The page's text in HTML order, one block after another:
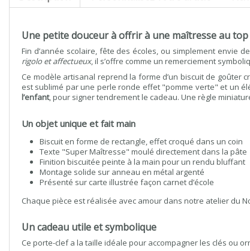
Une petite douceur à offrir à une maîtresse au top
Fin d’année scolaire, fête des écoles, ou simplement envie
rigolo et affectueux, il s’offre comme un remerciement
Ce modèle artisanal reprend la forme d’un biscuit de goûter
est sublimé par une perle ronde effet "pomme verte" et un
l’enfant, pour signer tendrement le cadeau. Une règle
Un objet unique et fait main
Biscuit en forme de rectangle, effet croqué dans un coin
Texte "Super Maîtresse" moulé directement dans la pâte
Finition biscuitée peinte à la main pour un rendu bluffant
Montage solide sur anneau en métal argenté
Présenté sur carte illustrée façon carnet d’école
Chaque pièce est réalisée avec amour dans notre atelier du
Un cadeau utile et symbolique
Ce porte-clef a la taille idéale pour accompagner les clés ou